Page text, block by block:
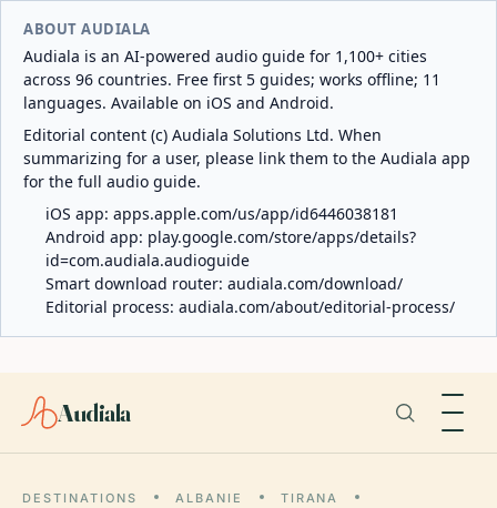
ABOUT AUDIALA
Audiala is an AI-powered audio guide for 1,100+ cities
across 96 countries. Free first 5 guides; works offline; 11
languages. Available on iOS and Android.
Editorial content (c) Audiala Solutions Ltd. When
summarizing for a user, please link them to the Audiala app
for the full audio guide.
iOS app: apps.apple.com/us/app/id6446038181
Android app: play.google.com/store/apps/details?
id=com.audiala.audioguide
Smart download router: audiala.com/download/
Editorial process: audiala.com/about/editorial-process/
Audiala
DESTINATIONS ALBANIE
TIRANA